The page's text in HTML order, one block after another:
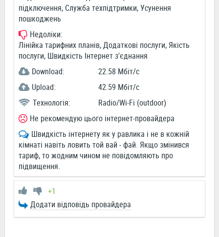
підключення, Служба техпідтримки, Усунення
пошкоджень
Недоліки:
Лінійка тарифних планів, Додаткові послуги, Якість
послуги, Швидкість Інтернет з'єднання
Download:
22.58 Мбіт/c
Upload:
42.59 Мбіт/c
Технологія:
Radio/Wi-Fi (outdoor)
Не рекомендую цього інтернет-провайдера
Швидкість інтернету як у равлика і не в кожній
кімнаті навіть ловить той вай - фай. Якщо змінився
тариф, то жодним чином не повідомляють про
підвищення.
+1
Додати відповідь провайдера